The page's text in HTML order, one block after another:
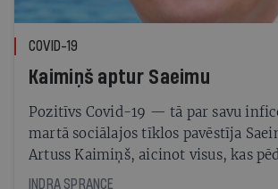
COVID-19
Kaimiņš aptur Saeimu
Pozitīvs Covid-19 — tā par savu
martā sociālajos tīklos pavēstīja
Artuss Kaimiņš, aicinot visus, kas
viņu kontaktējušies, pārbaudīties. Šis
INDRA SPRANCE